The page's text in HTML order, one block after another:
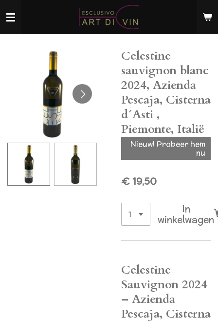
direct
Celestine
sauvignon blanc
2024, Azienda
Pescaja, Cisterna
d´Asti ,
Piemonte, Italië
Nieuw! Probeer hem
nu
€ 19,50
In
winkelwagen
Celestine
Sauvignon 2024
– Azienda
Pescaja, Cisterna